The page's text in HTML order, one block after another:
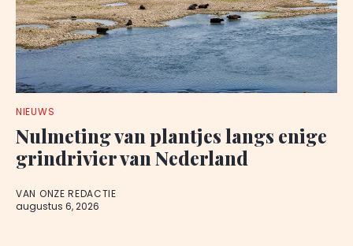
NIEUWS
Nulmeting van plantjes langs enige
grindrivier van Nederland
VAN ONZE REDACTIE
augustus 6, 2026